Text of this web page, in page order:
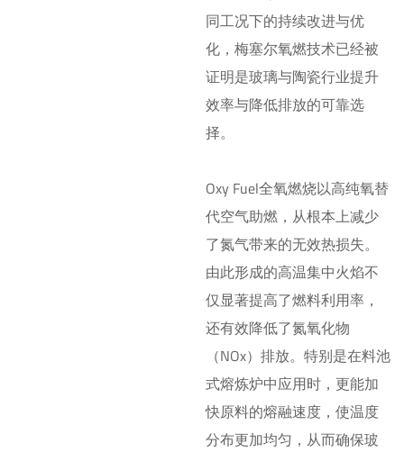
同工况下的持续改进与优
化，梅塞尔氧燃技术已经被
证明是玻璃与陶瓷行业提升
效率与降低排放的可靠选
择。
Oxy Fuel全氧燃烧以高纯氧替
代空气助燃，从根本上减少
了氮气带来的无效热损失。
由此形成的高温集中火焰不
仅显著提高了燃料利用率，
还有效降低了氮氧化物
（NOx）排放。特别是在料池
式熔炼炉中应用时，更能加
快原料的熔融速度，使温度
分布更加均匀，从而确保玻